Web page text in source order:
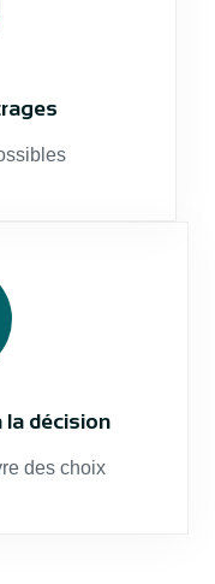
la décision
des choix